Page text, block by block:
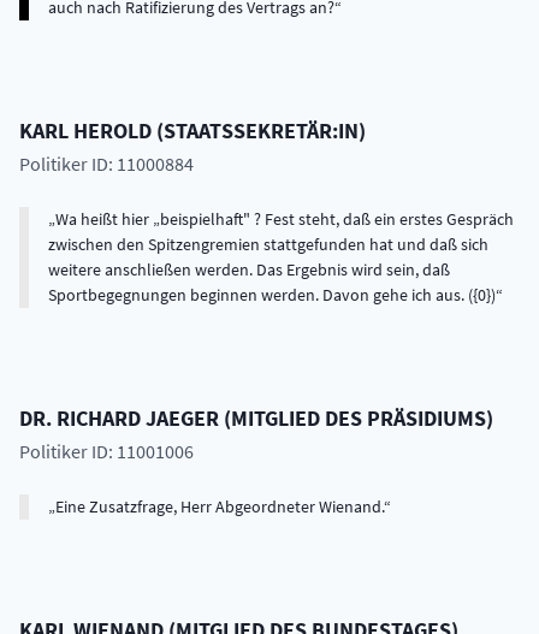
auch nach Ratifizierung des Vertrags an?
KARL HEROLD (STAATSSEKRETÄR:IN)
Politiker ID: 11000884
Wa heißt hier „beispielhaft" ? Fest steht, daß ein erstes Gespräch
zwischen den Spitzengremien stattgefunden hat und daß sich
weitere anschließen werden. Das Ergebnis wird sein, daß
Sportbegegnungen beginnen werden. Davon gehe ich aus. ({0})
DR. RICHARDJAEGER (MITGLIED DES PRÄSIDIUMS)
Politiker ID: 11001006
Eine Zusatzfrage, Herr Abgeordneter Wienand.